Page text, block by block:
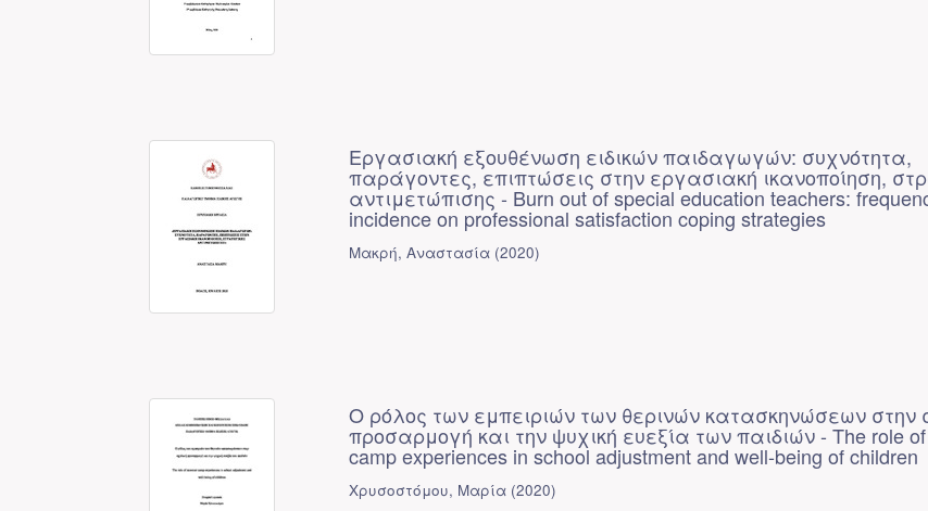
Εργασιακή εξουθένωση ειδικών παιδαγωγών: συχνότητα,
παράγοντες, επιπτώσεις στην εργασιακή ικανοποίηση,
αντιμετώπισης - Burn out of special education teachers:
incidence on professional satisfaction coping strategies
Μακρή, Αναστασία (2020)
Ο ρόλος των εμπειριών των θερινών κατασκηνώσεων στην
προσαρμογή και την ψυχική ευεξία των παιδιών - The role
camp experiences in school adjustment and well-being of children
Χρυσοστόμου, Μαρία (2020)